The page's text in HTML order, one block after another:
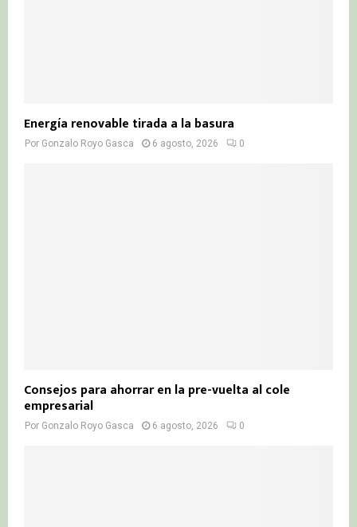
Energía renovable tirada a la basura
Por Gonzalo Royo Gasca 6 agosto, 2026 0
Consejos para ahorrar en la pre-vuelta al cole
empresarial
Por Gonzalo Royo Gasca 6 agosto, 2026 0